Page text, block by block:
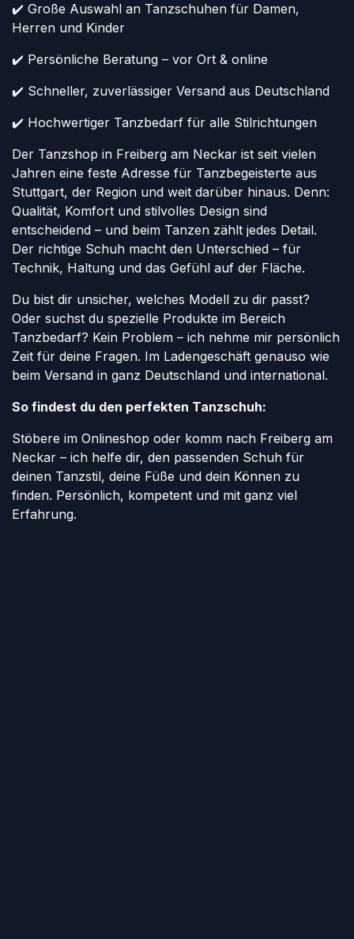
✔️ Große Auswahl an Tanzschuhen für Damen,
Herren und Kinder
✔️ Persönliche Beratung – vor Ort & online
✔️ Schneller, zuverlässiger Versand aus Deutschland
✔️ Hochwertiger Tanzbedarf für alle Stilrichtungen
Der Tanzshop in Freiberg am Neckar ist seit vielen
Jahren eine feste Adresse für Tanzbegeisterte aus
Stuttgart, der Region und weit darüber hinaus. Denn:
Qualität, Komfort und stilvolles Design sind
entscheidend – und beim Tanzen zählt jedes Detail.
Der richtige Schuh macht den Unterschied – für
Technik, Haltung und das Gefühl auf der Fläche.
Du bist dir unsicher, welches Modell zu dir passt?
Oder suchst du spezielle Produkte im Bereich
Tanzbedarf? Kein Problem – ich nehme mir persönlich
Zeit für deine Fragen. Im Ladengeschäft genauso wie
beim Versand in ganz Deutschland und international.
So findest du den perfekten Tanzschuh:
Stöbere im Onlineshop oder komm nach Freiberg am
Neckar – ich helfe dir, den passenden Schuh für
deinen Tanzstil, deine Füße und dein Können zu
finden. Persönlich, kompetent und mit ganz viel
Erfahrung.